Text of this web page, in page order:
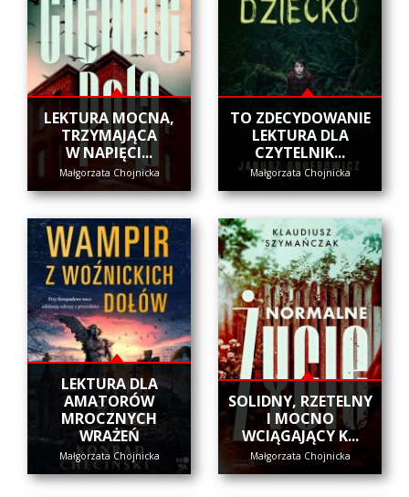
​LEKTURA MOCNA,
TRZYMAJĄCA
W NAPIĘCI...
Małgorzata Chojnicka
​TO ZDECYDOWANIE
LEKTURA DLA
CZYTELNIK...
Małgorzata Chojnicka
LEKTURA DLA
AMATORÓW
MROCZNYCH
WRAŻEŃ
Małgorzata Chojnicka
SOLIDNY, RZETELNY
I MOCNO
WCIĄGAJĄCY K...
Małgorzata Chojnicka